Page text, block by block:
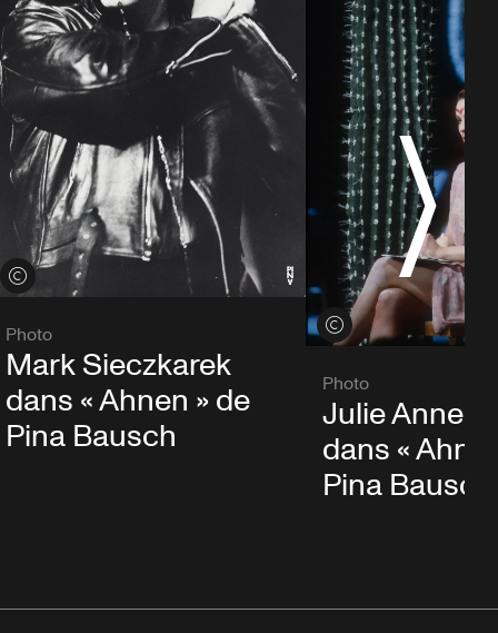
Voir les crédits
Photo
Mark Sieczkarek
dans « Ahnen » de
Pina Bausch
Voir les crédits
Photo
Julie Anne
dans «
Pina Bausch